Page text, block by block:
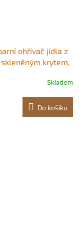
ohřívač jídla z
krytem,
a večírkySkladem
Do košíku